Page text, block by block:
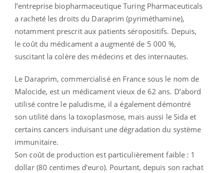
l’entreprise biopharmaceutique Turing Pharmaceuticals
a racheté les droits du Daraprim (pyriméthamine),
notamment prescrit aux patients séropositifs. Depuis,
le coût du médicament a augmenté de 5 000 %,
suscitant la colère des médecins et des internautes.
Le Daraprim, commercialisé en France sous le nom de
Malocide, est un médicament vieux de 62 ans. D’abord
utilisé contre le paludisme, il a également démontré
son utilité dans la toxoplasmose, mais aussi le Sida et
certains cancers induisant une dégradation du système
immunitaire.
Son coût de production est particulièrement faible : 1
dollar (80 centimes d’euro). Pourtant, depuis son rachat